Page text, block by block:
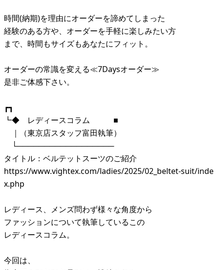
時間(納期)を理由にオーダーを諦めてしまった
経験のある方や、オーダーを手軽に楽しみたい方
まで、時間もサイズもあなたにフィット。
オーダーの常識を変える≪7Daysオーダー≫
是非ご体感下さい。
┏┓
┗◆ レディースコラム ■
｜（東京店スタッフ富田執筆）
└──────────────────
タイトル：ベルテットスーツのご紹介
https://www.vightex.com/ladies/2025/02_beltet-suit/inde
x.php
レディース、メンズ問わず様々な角度から
ファッションについて執筆しているこの
レディースコラム。
今回は、